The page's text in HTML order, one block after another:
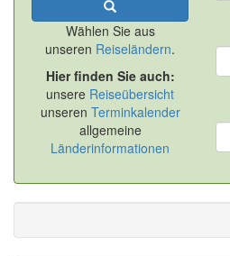
Wählen Sie aus
unseren Reiseländern.
Hier finden Sie auch:
unsere Reiseübersicht
unseren Terminkalender
allgemeine
Länderinformationen